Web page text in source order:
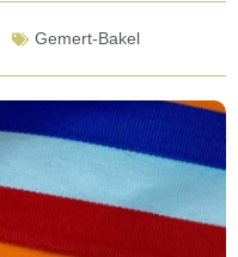
Gemert-Bakel